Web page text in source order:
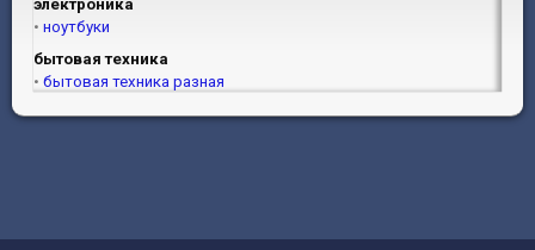
электроника
ноутбуки
бытовая техника
бытовая техника разная